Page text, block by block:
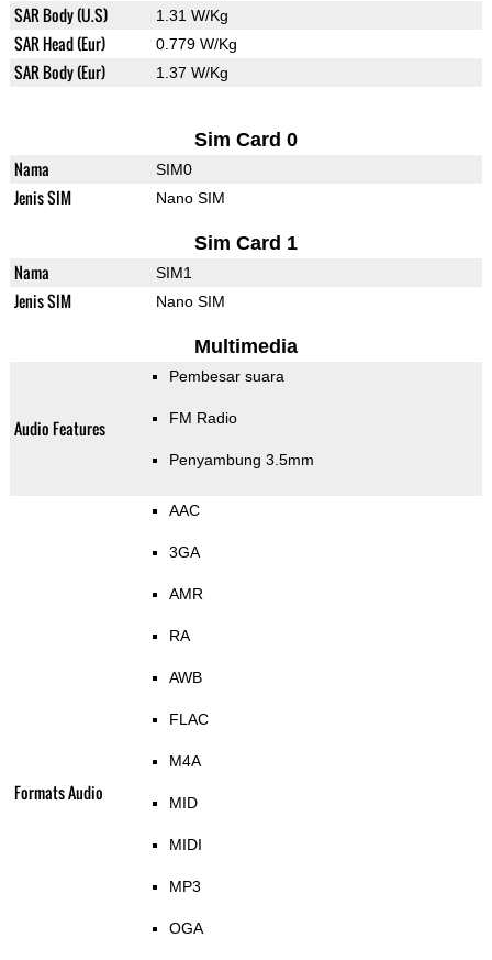
SAR Body (U.S) 1.31 W/Kg
SAR Head (Eur) 0.779 W/Kg
SAR Body (Eur) 1.37 W/Kg
Sim Card 0
Nama SIM0
Jenis SIM Nano SIM
Sim Card 1
Nama SIM1
Jenis SIM Nano SIM
Multimedia
Audio Features
Pembesar suara
FM Radio
Penyambung 3.5mm
Formats Audio
AAC
3GA
AMR
RA
AWB
FLAC
M4A
MID
MIDI
MP3
OGA